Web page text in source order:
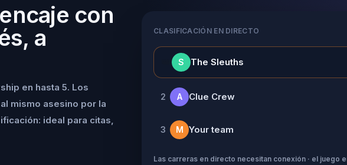
con
a
en hasta 5. Los
mismo asesino por la
ideal para citas,
CLASIFICACIÓN EN DIRECTO
S The Sleuths
2 A Clue Crew
3 M Your team
Las carreras en directo necesitan conexión · el juego